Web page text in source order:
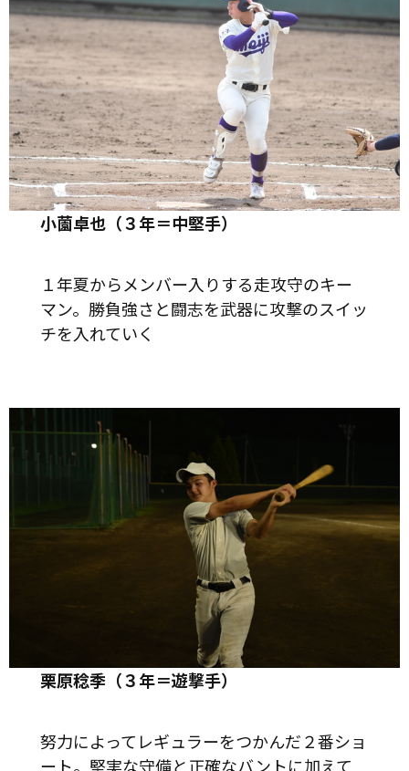
小薗卓也（３年＝中堅手）
１年夏からメンバー入りする走攻守のキー
マン。勝負強さと闘志を武器に攻撃のスイッ
チを入れていく
栗原稔季（３年＝遊撃手）
努力によってレギュラーをつかんだ２番ショ
ート。堅実な守備と正確なバントに加えて